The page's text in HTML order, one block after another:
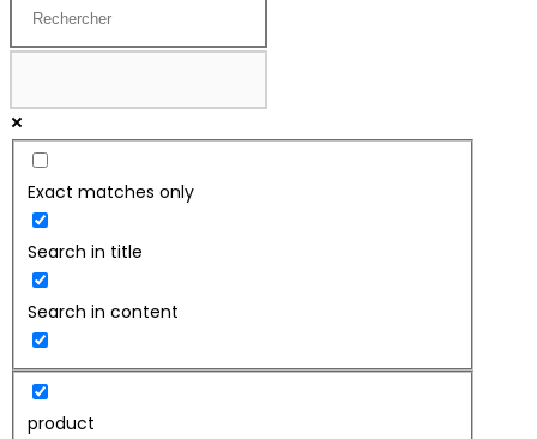
Exact matches only
Search in title
Search in content
product